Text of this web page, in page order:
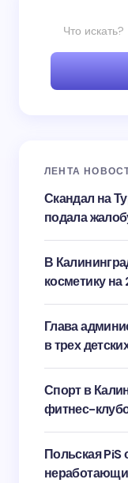
ЛЕНТА
Скандал на
подала
В
косметику
Глава
в трех
Спорт в
фитнес-
Польская PiS